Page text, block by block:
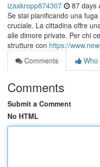
izaakropp874307 87 days
Se stai pianificando una
cruciale. La cittadina offre
alle dimore private. Per chi
strutture con https://
Comments
Who
Comments
Submit a Comment
No HTML